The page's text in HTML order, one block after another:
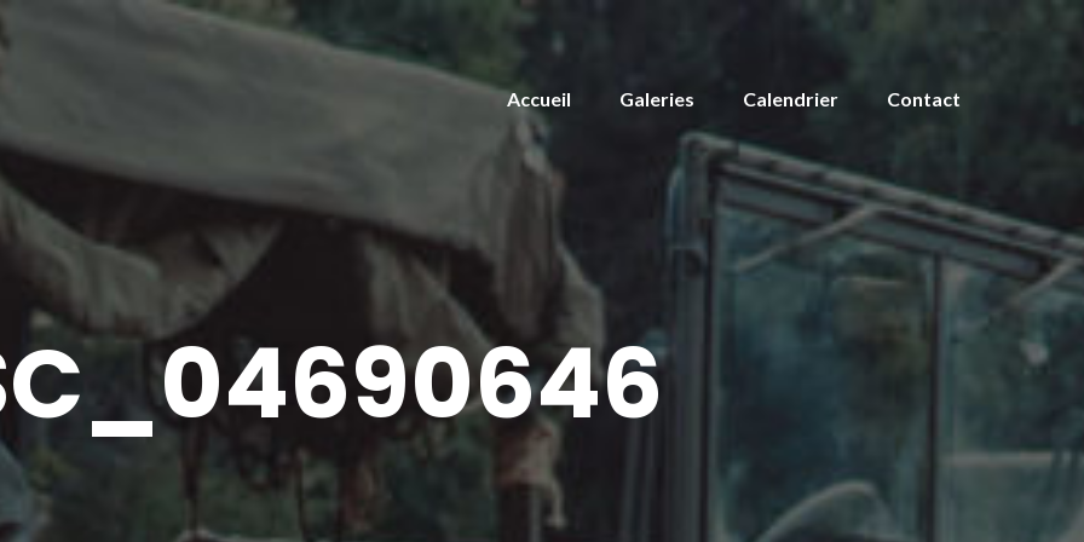
Accueil Galeries Calendrier Contact